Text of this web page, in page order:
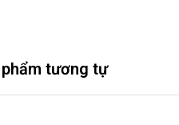
phẩm tương tự